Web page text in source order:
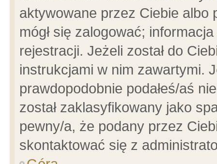
aktywowane przez Ciebie albo
mógł się zalogować;
rejestracji. Jeżeli został do
instrukcjami w nim zawartymi.
prawdopodobnie podałeś/aś
został zaklasyfikowany jako
pewny/a, że podany przez
skontaktować się z